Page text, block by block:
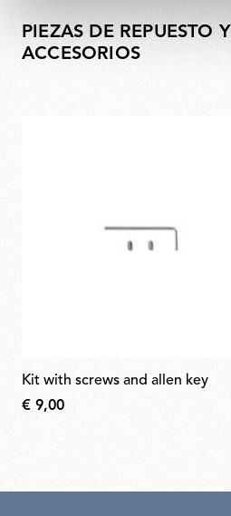
PIEZAS DE REPUESTO Y
ACCESORIOS
kit with screws and allen key
€ 9,00